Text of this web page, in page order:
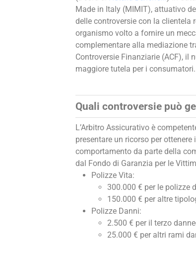
Made in Italy (MIMIT), attuativo
delle controversie con la clientela
organismo volto a fornire un
complementare alla mediazione
Controversie Finanziarie (ACF),
maggiore tutela per i consumatori.
Quali controversie può
L’Arbitro Assicurativo è
presentare un ricorso per
comportamento da parte della
dal Fondo di Garanzia per le
Polizze Vita:
300.000 € per le polizze
150.000 € per altre
Polizze Danni:
2.500 € per il terzo
25.000 € per altri rami